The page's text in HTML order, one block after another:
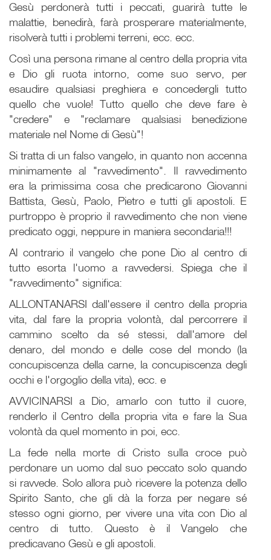
Gesù perdonerà tutti i peccati, guarirà tutte le
malattie, benedirà, farà prosperare materialmente,
risolverà tutti i problemi terreni, ecc. ecc.
Così una persona rimane al centro della propria vita
e Dio gli ruota intorno, come suo servo, per
esaudire qualsiasi preghiera e concedergli tutto
quello che vuole! Tutto quello che deve fare è
"credere" e "reclamare qualsiasi benedizione
materiale nel Nome di Gesù"!
Si tratta di un falso vangelo, in quanto non accenna
minimamente al "ravvedimento". Il ravvedimento
era la primissima cosa che predicarono Giovanni
Battista, Gesù, Paolo, Pietro e tutti gli apostoli. E
purtroppo è proprio il ravvedimento che non viene
predicato oggi, neppure in maniera secondaria!!!
Al contrario il vangelo che pone Dio al centro di
tutto esorta l'uomo a ravvedersi. Spiega che il
"ravvedimento" significa:
ALLONTANARSI dall'essere il centro della propria
vita, dal fare la propria volontà, dal percorrere il
cammino scelto da sé stessi, dall'amore del
denaro, del mondo e delle cose del mondo (la
concupiscenza della carne, la concupiscenza degli
occhi e l'orgoglio della vita), ecc. e
AVVICINARSI a Dio, amarlo con tutto il cuore,
renderlo il Centro della propria vita e fare la Sua
volontà da quel momento in poi, ecc.
La fede nella morte di Cristo sulla croce può
perdonare un uomo dal suo peccato solo quando
si ravvede. Solo allora può ricevere la potenza dello
Spirito Santo, che gli dà la forza per negare sé
stesso ogni giorno, per vivere una vita con Dio al
centro di tutto. Questo è il Vangelo che
predicavano Gesù e gli apostoli.